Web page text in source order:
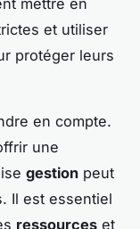
et utiliser
protéger leurs
en compte.
une
gestion peut
Il est essentiel
ressources et